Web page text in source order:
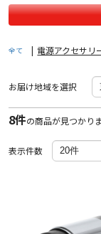
全て | 電源アクセサリ
お届け地域を選択
8件の商品が見つかり
表示件数